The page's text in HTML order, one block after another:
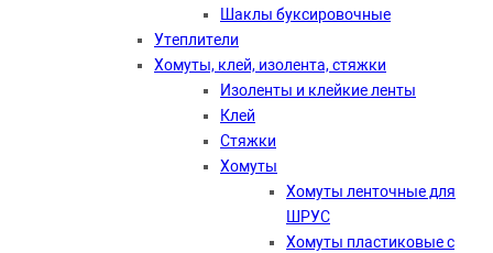
Шаклы буксировочные
Утеплители
Хомуты, клей, изолента, стяжки
Изоленты и клейкие ленты
Клей
Стяжки
Хомуты
Хомуты ленточные для
ШРУС
Хомуты пластиковые с